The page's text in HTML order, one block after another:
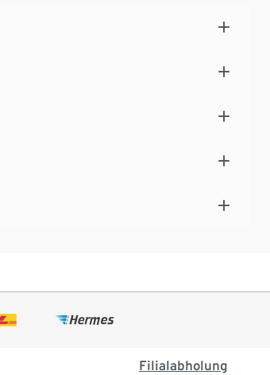
Filialabholung